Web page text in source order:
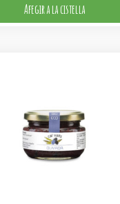
Afegir a la cistella